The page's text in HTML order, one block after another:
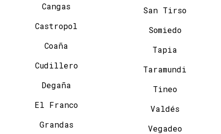
Cangas
Castropol
Coaña
Cudillero
Degaña
El Franco
Grandas
San Tirso
Somiedo
Tapia
Taramundi
Tineo
Valdés
Vegadeo